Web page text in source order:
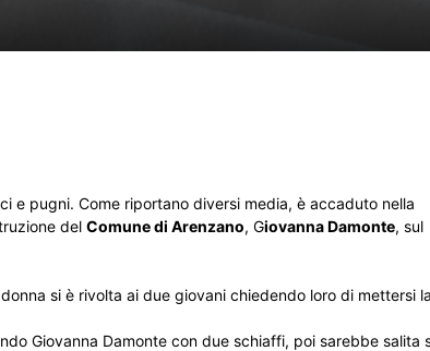
e pugni. Come riportano diversi media, è accaduto nella
del Comune di Arenzano, Giovanna Damonte, sul
si è rivolta ai due giovani chiedendo loro di mettersi la
Giovanna Damonte con due schiaffi, poi sarebbe salita